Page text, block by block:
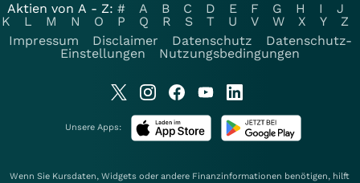
Aktien von A - Z: # A B C D E F G H I
J
K
L M N O P Q R S T U V W X Y
Z
Impressum
Disclaimer Datenschutz
Datenschutz-
Einstellungen
Nutzungsbedingungen
Unsere Apps:
Wenn Sie Kursdaten, Widgets oder andere Finanzinformationen benötigen, hilft